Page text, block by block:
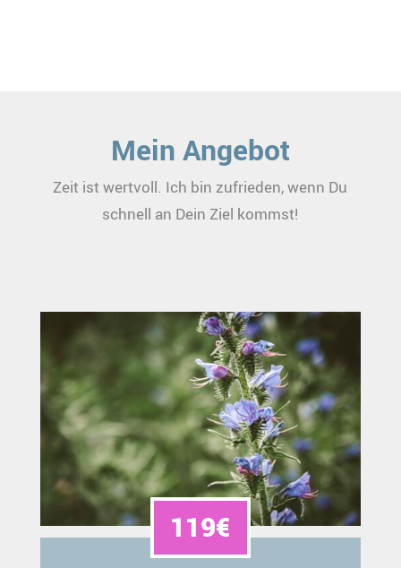
Mein Angebot
Zeit ist wertvoll. Ich bin zufrieden, wenn Du
schnell an Dein Ziel kommst!
119€